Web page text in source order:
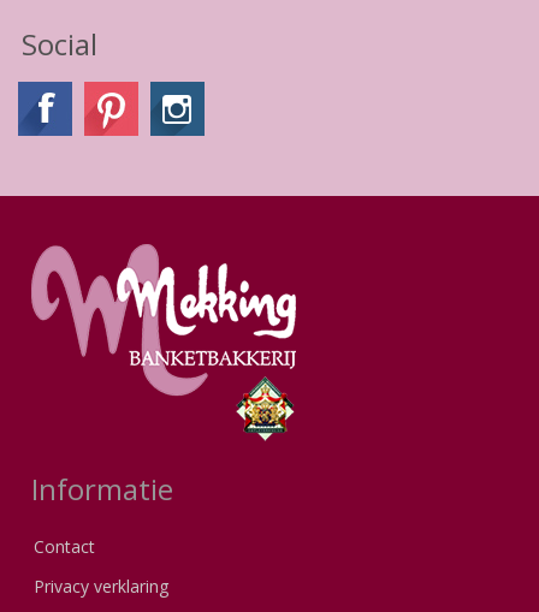
Social
Informatie
Contact
Privacy verklaring